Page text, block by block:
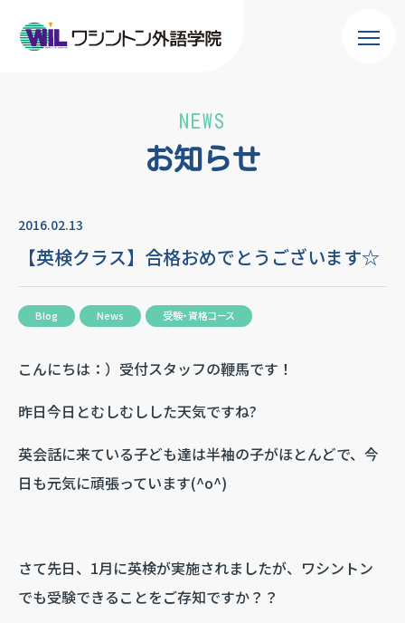
お知らせ
NEWS
2016.02.13
【英検クラス】合格おめでとうございます☆
Blog News 受験・資格コース
こんにちは：）受付スタッフの鞭馬です！
昨日今日とむしむしした天気ですね?
英会話に来ている子ども達は半袖の子がほとんどで、今
日も元気に頑張っています(^o^)
さて先日、1月に英検が実施されましたが、ワシントン
でも受験できることをご存知ですか？？